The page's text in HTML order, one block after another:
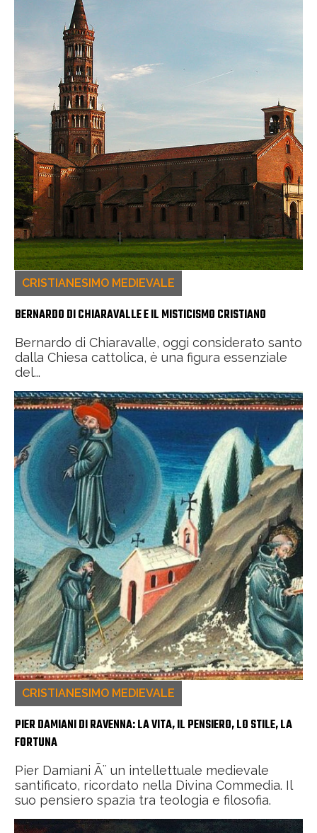
CRISTIANESIMO MEDIEVALE
BERNARDO DI CHIARAVALLE E IL MISTICISMO CRISTIANO
Bernardo di Chiaravalle, oggi considerato santo
dalla Chiesa cattolica, è una figura essenziale
del...
CRISTIANESIMO MEDIEVALE
PIER DAMIANI DI RAVENNA: LA VITA, IL PENSIERO, LO STILE, LA
FORTUNA
Pier Damiani Ã¨ un intellettuale medievale
santificato, ricordato nella Divina Commedia. Il
suo pensiero spazia tra teologia e filosofia.